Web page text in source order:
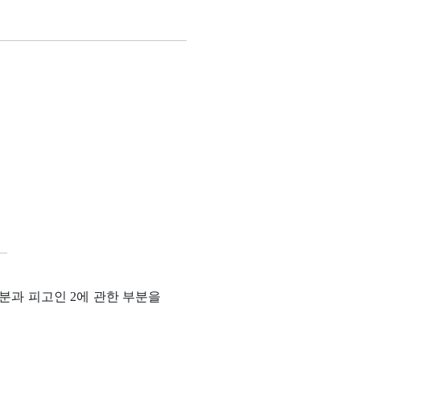
과 피고인 2에 관한 부분을